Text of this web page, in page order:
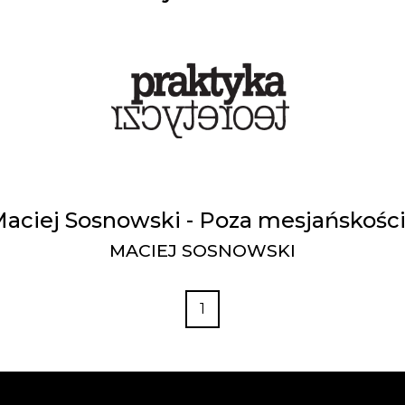
Sosnowski - Poza
MACIEJ SOSNOWSKI
1